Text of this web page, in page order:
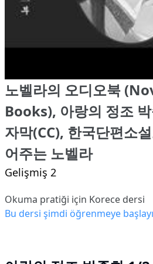
노벨라의 오디오북
Books), 아랑의 정조
자막(CC), 한국단편소
어주는 노벨라
Gelişmiş 2
Okuma pratiği için Korece dersi
Bu dersi şimdi öğrenmeye